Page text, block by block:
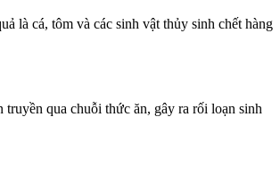
là cá, tôm và các sinh vật thủy sinh chết hàng
qua chuỗi thức ăn, gây ra rối loạn sinh